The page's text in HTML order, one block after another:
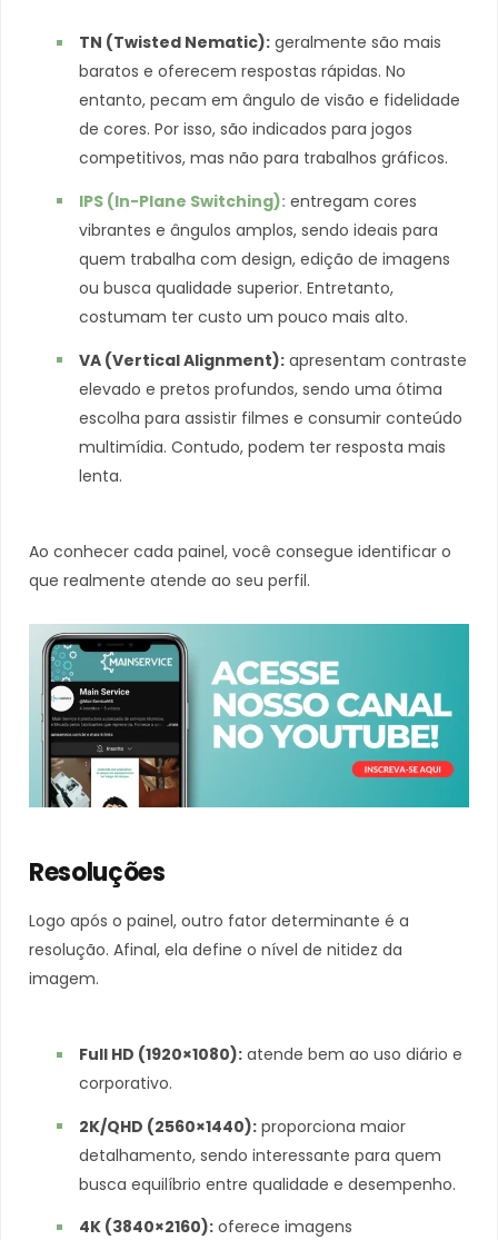
TN (Twisted Nematic): geralmente são mais
baratos e oferecem respostas rápidas. No
entanto, pecam em ângulo de visão e fidelidade
de cores. Por isso, são indicados para jogos
competitivos, mas não para trabalhos gráficos.
IPS (In-Plane Switching): entregam cores
vibrantes e ângulos amplos, sendo ideais para
quem trabalha com design, edição de imagens
ou busca qualidade superior. Entretanto,
costumam ter custo um pouco mais alto.
VA (Vertical Alignment): apresentam contraste
elevado e pretos profundos, sendo uma ótima
escolha para assistir filmes e consumir conteúdo
multimídia. Contudo, podem ter resposta mais
lenta.
Ao conhecer cada painel, você consegue identificar o
que realmente atende ao seu perfil.
Resoluções
Logo após o painel, outro fator determinante é a
resolução. Afinal, ela define o nível de nitidez da
imagem.
Full HD (1920×1080): atende bem ao uso diário e
corporativo.
2K/QHD (2560×1440): proporciona maior
detalhamento, sendo interessante para quem
busca equilíbrio entre qualidade e desempenho.
4K (3840×2160): oferece imagens